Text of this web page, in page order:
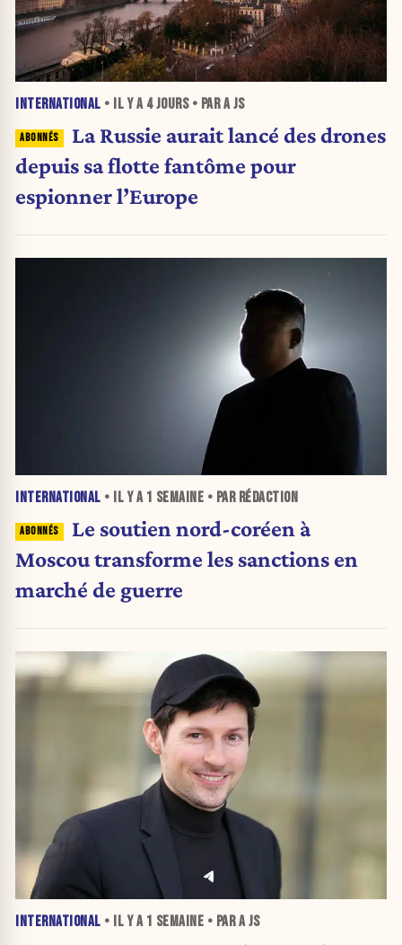
INTERNATIONAL • IL Y A 4 JOURS• PAR A JS
La Russie aurait lancé des drones
depuis sa flotte fantôme pour
espionner l’Europe
INTERNATIONAL • IL Y A 1 SEMAINE • PAR RÉDACTION
Le soutien nord-coréen à
Moscou transforme les sanctions en
marché de guerre
INTERNATIONAL • IL Y A 1 SEMAINE • PAR A JS